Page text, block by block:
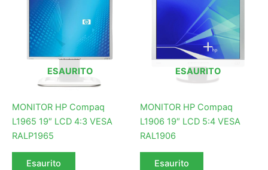
ESAURITO
MONITOR HP Compaq
L1965 19″ LCD 4:3 VESA
RALP1965
Esaurito
ESAURITO
MONITOR HP Compaq
L1906 19″ LCD 5:4 VESA
RAL1906
Esaurito